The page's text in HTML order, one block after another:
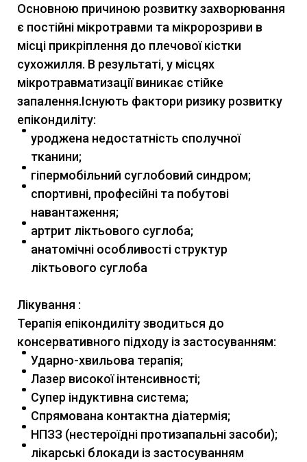
Основною причиною розвитку захворювання
є постійні мікротравми та мікророзриви в
місці прикріплення до плечової кістки
сухожилля. В результаті, у місцях
мікротравматизації виникає стійке
запалення.Існують фактори ризику розвитку
епікондиліту:
уроджена недостатність сполучної
тканини;
гіпермобільний суглобовий синдром;
спортивні, професійні та побутові
навантаження;
артрит ліктьового суглоба;
анатомічні особливості структур
ліктьового суглоба
Лікування :
Терапія епікондиліту зводиться до
консервативного підходу із застосуванням:
Ударно-хвильова терапія;
Лазер високої інтенсивності;
Супер індуктивна система;
Спрямована контактна діатермія;
НПЗЗ (нестероїдні протизапальні засоби);
лікарські блокади із застосуванням